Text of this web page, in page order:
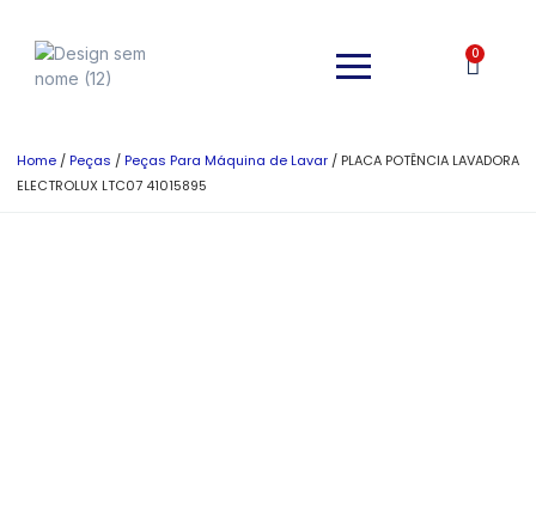
0
Home /Peças /Peças Para Máquina de Lavar / PLACA POTÊNCIA LAVADORA
ELECTROLUX LTC07 41015895